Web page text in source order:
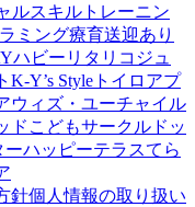
ルスキルトレーニン
ミング療育送迎あり
ハビー リタリコジュ
K-Y’s Style トイロ アプ
ウィズ・ユーチャイル
ド こどもサークル ドッ
ーハッピーテラスてら
針個人情報の取り扱い